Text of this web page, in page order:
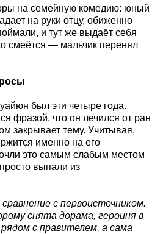
на семейную комедию: юный
на руки отцу, обиженно
и тут же выдаёт себя
смеётся — мальчик перенял
был эти четыре года.
фразой, что он лечился от ран
закрывает тему. Учитывая,
именно на его
это самым слабым местом
выпали из
с первоисточником.
снята дорама, героиня в
с правителем, а сама